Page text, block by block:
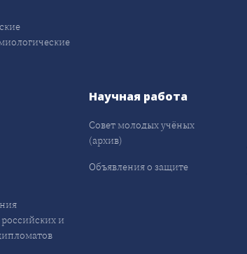
и
Научная работа
Совет молодых учёных
(архив)
Объявления о защите